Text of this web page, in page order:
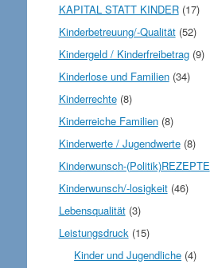
KAPITAL STATT KINDER(17)
Kinderbetreuung/-Qualität(52)
Kindergeld / Kinderfreibetrag(9)
Kinderlose und Familien(34)
Kinderrechte(8)
Kinderreiche Familien(8)
Kinderwerte / Jugendwerte(8)
Kinderwunsch-(Politik)REZEPTE
Kinderwunsch/-losigkeit(46)
Lebensqualität(3)
Leistungsdruck (15)
Kinder und Jugendliche (4)